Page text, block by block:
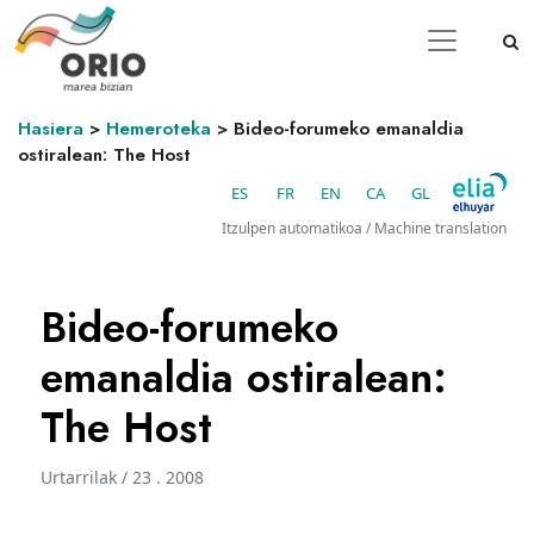
Hasiera > Hemeroteka > Bideo-forumeko emanaldia
ostiralean: The Host
ES FR EN CA GL
Itzulpen automatikoa / Machine translation
Bideo-forumeko
emanaldia ostiralean:
The Host
Urtarrilak / 23 . 2008